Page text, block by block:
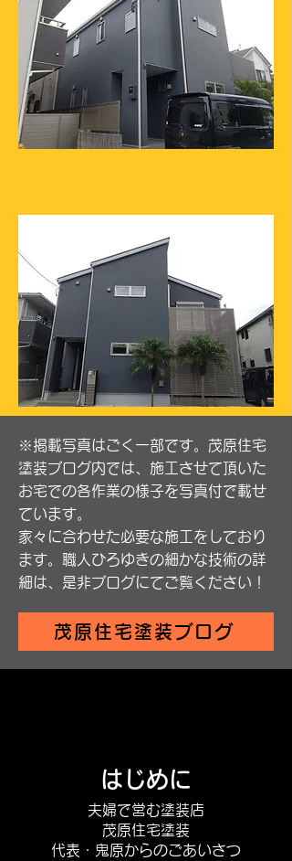
※掲載写真はごく一部です。茂原住宅
塗装ブログ内では、施工させて頂いた
お宅での各作業の様子を写真付で載せ
ています。
家々に合わせた必要な施工をしており
ます。職人ひろゆきの細かな技術の詳
細は、是非ブログにてご覧ください！
茂原住宅塗装ブログ
はじめに
​夫婦で営む塗装店
茂原住宅塗装
代表・鬼原からのごあいさつ